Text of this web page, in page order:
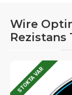
Wire
Rezistans
STOKTA VAR